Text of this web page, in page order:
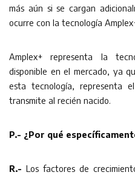
más aún si se cargan
ocurre con la tecnología
Amplex+ representa la
disponible en el mercado, ya
esta tecnología, representa
transmite al recién nacido.
P.- ¿Por qué
R.- Los factores de